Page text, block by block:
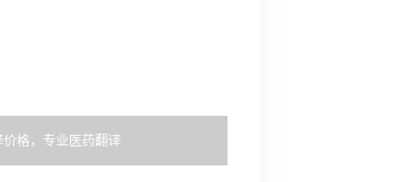
格，专业医药翻译